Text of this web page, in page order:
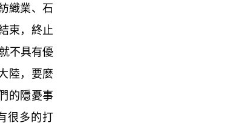
織業、石
束，終止
不具有優
陸，要麼
的隱憂事
很多的打